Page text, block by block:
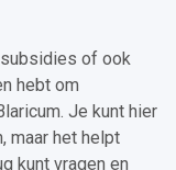
of ook
hebt om
Je kunt hier
maar het helpt
kunt vragen en